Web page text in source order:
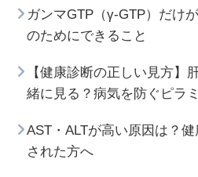
ガンマGTP（γ-GTP）だけ
のためにできること
【健康診断の正しい見方】
緒に見る？病気を防ぐピラ
AST・ALTが高い原因は？
された方へ